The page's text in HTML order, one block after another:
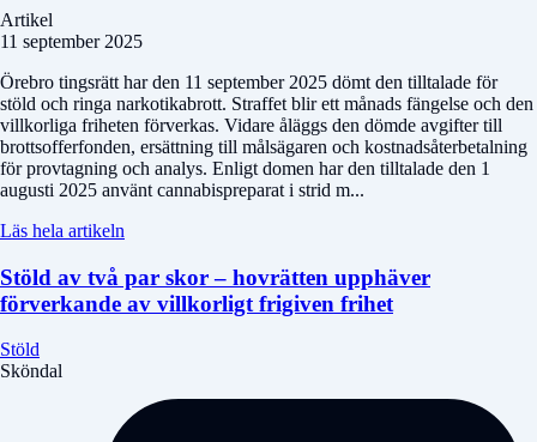
Artikel
11 september 2025
Örebro tingsrätt har den 11 september 2025 dömt den tilltalade för
stöld och ringa narkotikabrott. Straffet blir ett månads fängelse och den
villkorliga friheten förverkas. Vidare åläggs den dömde avgifter till
brottsofferfonden, ersättning till målsägaren och kostnadsåterbetalning
för provtagning och analys. Enligt domen har den tilltalade den 1
augusti 2025 använt cannabispreparat i strid m...
Läs hela artikeln
Stöld av två par skor – hovrätten upphäver
förverkande av villkorligt frigiven frihet
Stöld
Sköndal